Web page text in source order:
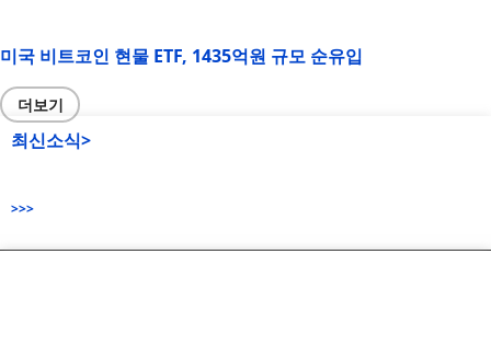
미국 비트코인 현물 ETF, 1435억원 규모 순유입
더보기
최신소식>
>>>